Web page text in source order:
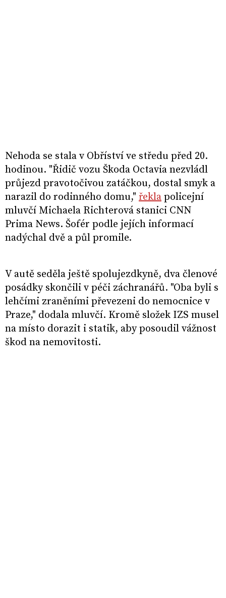
Nehoda se stala v Obříství ve středu před 20.
hodinou. "Řidič vozu Škoda Octavia nezvládl
průjezd pravotočivou zatáčkou, dostal smyk a
narazil do rodinného domu," řekla policejní
mluvčí Michaela Richterová stanici CNN
Prima News. Šofér podle jejích informací
nadýchal dvě a půl promile.
V autě seděla ještě spolujezdkyně, dva členové
posádky skončili v péči záchranářů. "Oba byli s
lehčími zraněními převezeni do nemocnice v
Praze," dodala mluvčí. Kromě složek IZS musel
na místo dorazit i statik, aby posoudil vážnost
škod na nemovitosti.